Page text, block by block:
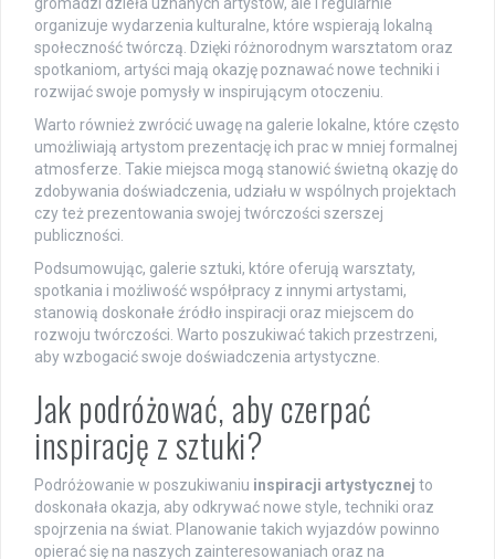
organizuje wydarzenia kulturalne, które wspierają lokalną
społeczność twórczą. Dzięki różnorodnym warsztatom oraz
spotkaniom, artyści mają okazję poznawać nowe techniki i
rozwijać swoje pomysły w inspirującym otoczeniu.
Warto również zwrócić uwagę na galerie lokalne, które często
umożliwiają artystom prezentację ich prac w mniej formalnej
atmosferze. Takie miejsca mogą stanowić świetną okazję do
zdobywania doświadczenia, udziału w wspólnych projektach
czy też prezentowania swojej twórczości szerszej
publiczności.
Podsumowując, galerie sztuki, które oferują warsztaty,
spotkania i możliwość współpracy z innymi artystami,
stanowią doskonałe źródło inspiracji oraz miejscem do
rozwoju twórczości. Warto poszukiwać takich przestrzeni,
aby wzbogacić swoje doświadczenia artystyczne.
Jak podróżować, aby czerpać
inspirację z sztuki?
Podróżowanie w poszukiwaniu inspiracji artystycznej to
doskonała okazja, aby odkrywać nowe style, techniki oraz
spojrzenia na świat. Planowanie takich wyjazdów powinno
opierać się na naszych zainteresowaniach oraz na